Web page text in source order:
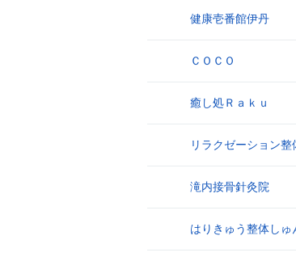
健康壱番館伊丹
ＣＯＣＯ
癒し処Ｒａｋｕ
リラクゼーション
滝内接骨針灸院
はりきゅう整体しゅ